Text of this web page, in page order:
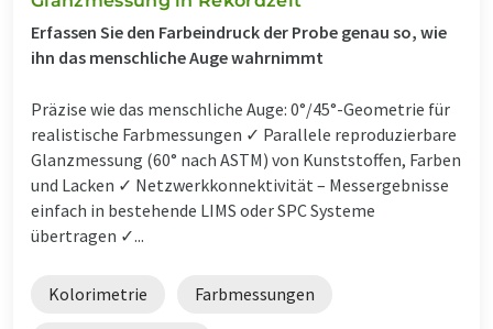
Erfassen Sie den Farbeindruck der Probe genau so, wie
ihn das menschliche Auge wahrnimmt
Präzise wie das menschliche Auge: 0°/45°-Geometrie für
realistische Farbmessungen ✓ Parallele reproduzierbare
Glanzmessung (60° nach ASTM) von Kunststoffen, Farben
und Lacken ✓ Netzwerkkonnektivität – Messergebnisse
einfach in bestehende LIMS oder SPC Systeme
übertragen ✓...
Kolorimetrie Farbmessungen